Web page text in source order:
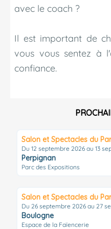
avec le coach ?
Il est important de
vous vous sentez à
confiance.
Salon et Spectacles du
Du 12 septembre 2026 au 13
Perpignan
Parc des Expositions
Salon et Spectacles du
Du 26 septembre 2026 au 27
Boulogne
Espace de la Faïencerie